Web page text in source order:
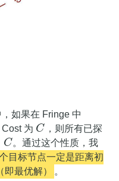
如果在 Fringe 中
为 C
C
，则所有已探
C。通过这个性质，我
目标节点一定是距离初
最优解）
。